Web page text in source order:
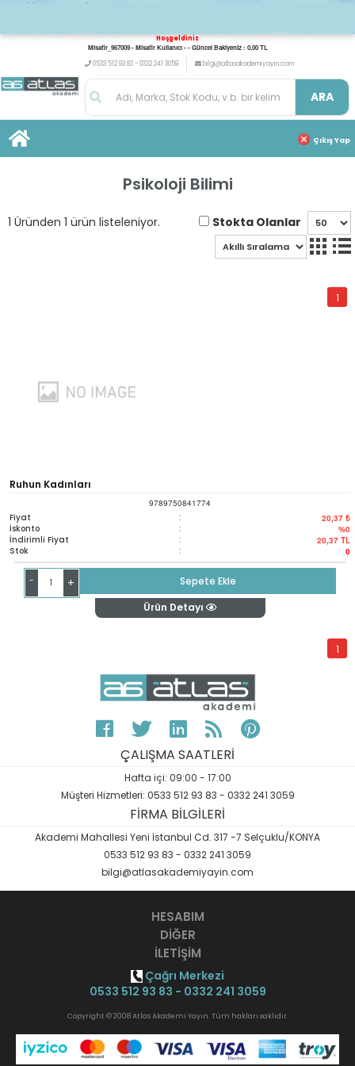
Hoşgeldiniz
Misafir_967009 - Misafir Kullanıcı - - Güncel Bakiyeniz : 0,00 TL
0533 512 93 83 - 0332 241 3059
bilgi@atlasakademiyayin.com
ARA
Çıkış Yap
Psikoloji Bilimi
1 Üründen 1 ürün listeleniyor. Stokta Olanlar
1
Ruhun Kadınları
9789750841774
Fiyat : 20,37 ₺
İskonto : %0
İndirimli Fiyat : 20,37 TL
Stok : 0
- +
Sepete Ekle
Ürün Detayı
1
ÇALIŞMA SAATLERİ
Hafta içi: 09:00 - 17:00
Müşteri Hizmetleri: 0533 512 93 83 - 0332 241 3059
FİRMA BİLGİLERİ
Akademi Mahallesi Yeni İstanbul Cd. 317 -7 Selçuklu/KONYA
0533 512 93 83 - 0332 241 3059
bilgi@atlasakademiyayin.com
HESABIM
DİĞER
İLETİŞİM
Çağrı Merkezi
0533 512 93 83 - 0332 241 3059
Copyright © 2008 Atlas Akademi Yayın. Tüm hakları saklıdır.